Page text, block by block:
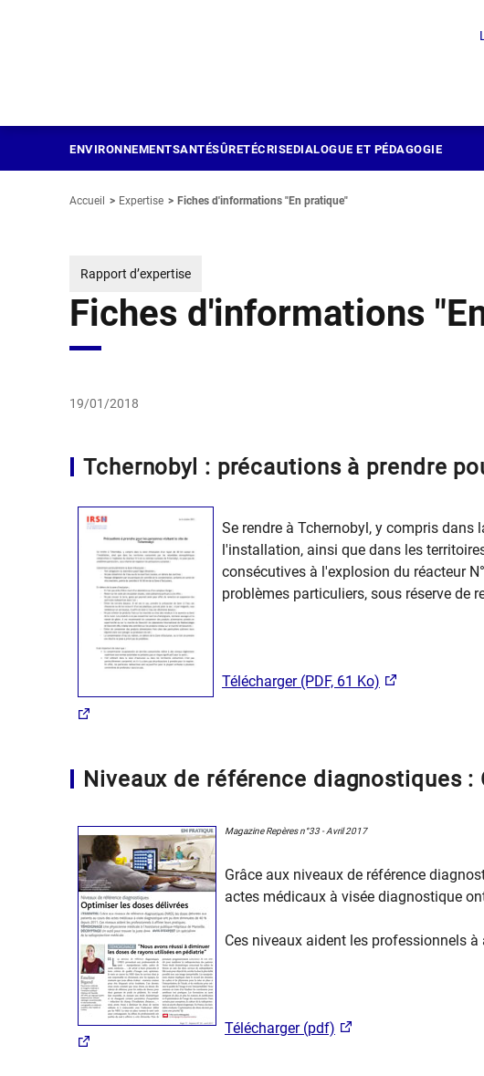
ENVIRONNEMENTSANTÉSÛRETÉCRISEDIALOGUE ET PÉDAGOGIE
Accueil Expertise Fiches d'informations "En pratique"
Rapport d’expertise
Fiches d'informations
19/01/2018
Tchernobyl : précautions à prendre
Se rendre à Tchernobyl, y compris
l'installation, ainsi que dans les
consécutives à l'explosion du réacteur
problèmes particuliers, sous réserve de
Télécharger (PDF, 61 Ko)
Niveaux de référence diagnostiques
Magazine Repères n°33 - Avril 2017
Grâce aux niveaux de référence
actes médicaux à visée diagnostique
Ces niveaux aident les professionnels
Télécharger (pdf)